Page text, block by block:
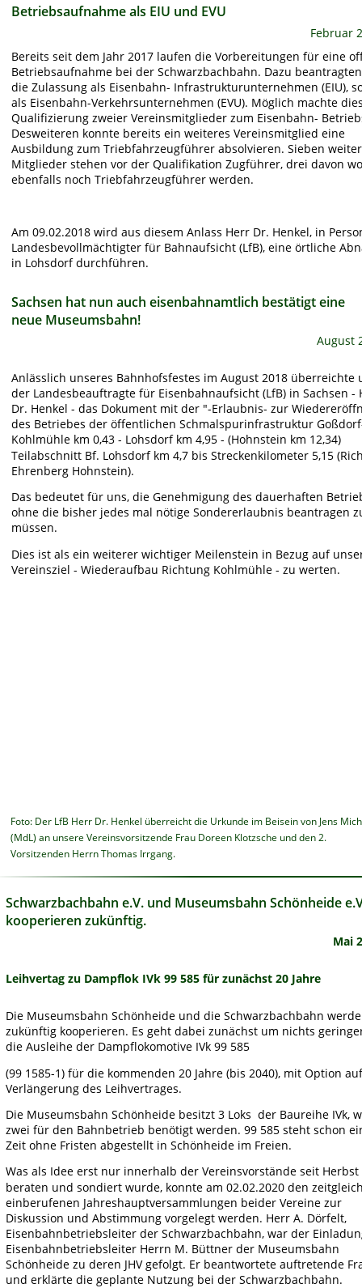
Betriebsaufnahme als EIU und EVU
Februar
Bereits seit dem Jahr 2017 laufen die Vorbereitungen für eine
Betriebsaufnahme bei der Schwarzbachbahn. Dazu
die Zulassung als Eisenbahn- Infrastrukturunternehmen (EIU),
als Eisenbahn-Verkehrsunternehmen (EVU). Möglich machte
Qualifizierung zweier Vereinsmitglieder zum Eisenbahn-
Desweiteren konnte bereits ein weiteres Vereinsmitglied eine
Ausbildung zum Triebfahrzeugführer absolvieren. Sieben
Mitglieder stehen vor der Qualifikation Zugführer, drei davon
ebenfalls noch Triebfahrzeugführer werden.
Am 09.02.2018 wird aus diesem Anlass Herr Dr. Henkel, in
Landesbevollmächtigter für Bahnaufsicht (LfB), eine örtliche
in Lohsdorf durchführen.
Sachsen hat nun auch eisenbahnamtlich bestätigt eine
neue Museumsbahn!
August
Anlässlich unseres Bahnhofsfestes im August 2018 überreichte
der Landesbeauftragte für Eisenbahnaufsicht (LfB) in Sachsen -
Dr. Henkel - das Dokument mit der "-Erlaubnis- zur
des Betriebes der öffentlichen Schmalspurinfrastruktur
Kohlmühle km 0,43 - Lohsdorf km 4,95 - (Hohnstein km 12,34)
Teilabschnitt Bf. Lohsdorf km 4,7 bis Streckenkilometer 5,15
Ehrenberg Hohnstein).
Das bedeutet für uns, die Genehmigung des dauerhaften
ohne die bisher jedes mal nötige Sondererlaubnis beantragen
müssen.
Dies ist als ein weiterer wichtiger Meilenstein in Bezug auf
Vereinsziel - Wiederaufbau Richtung Kohlmühle - zu werten.
Foto: Der LfB Herr Dr. Henkel überreicht die Urkunde im Beisein von Jens
(MdL) an unsere Vereinsvorsitzende Frau Doreen Klotzsche und den 2.
Vorsitzenden Herrn Thomas Irrgang.
Schwarzbachbahn e.V. und Museumsbahn Schönheide
kooperieren zukünftig.
Mai
Leihvertag zu Dampflok IVk 99 585 für zunächst 20 Jahre
Die Museumsbahn Schönheide und die Schwarzbachbahn
zukünftig kooperieren. Es geht dabei zunächst um nichts
die Ausleihe der Dampflokomotive IVk 99 585
(99 1585-1) für die kommenden 20 Jahre (bis 2040), mit Option
Verlängerung des Leihvertrages.
Die Museumsbahn Schönheide besitzt 3 Loks  der Baureihe IVk,
zwei für den Bahnbetrieb benötigt werden. 99 585 steht schon
Zeit ohne Fristen abgestellt in Schönheide im Freien.
Was als Idee erst nur innerhalb der Vereinsvorstände seit
beraten und sondiert wurde, konnte am 02.02.2020 den
einberufenen Jahreshauptversammlungen beider Vereine zur
Diskussion und Abstimmung vorgelegt werden. Herr A. Dörfelt,
Eisenbahnbetriebsleiter der Schwarzbachbahn, war der
Eisenbahnbetriebsleiter Herrn M. Büttner der Museumsbahn
Schönheide zu deren JHV gefolgt. Er beantwortete auftretende
und erklärte die geplante Nutzung bei der Schwarzbachbahn.